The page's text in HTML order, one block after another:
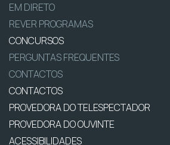
EM DIRETO
REVER PROGRAMAS
CONCURSOS
PERGUNTAS FREQUENTES
CONTACTOS
CONTACTOS
PROVEDORA DO TELESPECTADOR
PROVEDORA DO OUVINTE
ACESSIBILIDADES